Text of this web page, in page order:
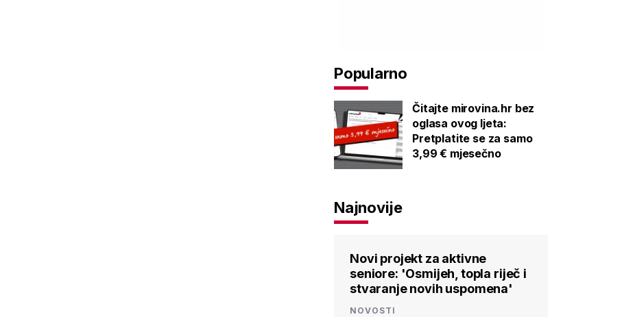
Popularno
Čitajte mirovina.hr bez
oglasa ovog ljeta:
Pretplatite se za samo
3,99 € mjesečno
Najnovije
Novi projekt za aktivne
seniore: 'Osmijeh, topla riječ i
stvaranje novih uspomena'
NOVOSTI